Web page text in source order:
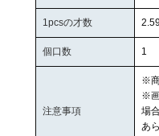
1pcsの才数
個口数 1
注意事項
※商
※
場
あ